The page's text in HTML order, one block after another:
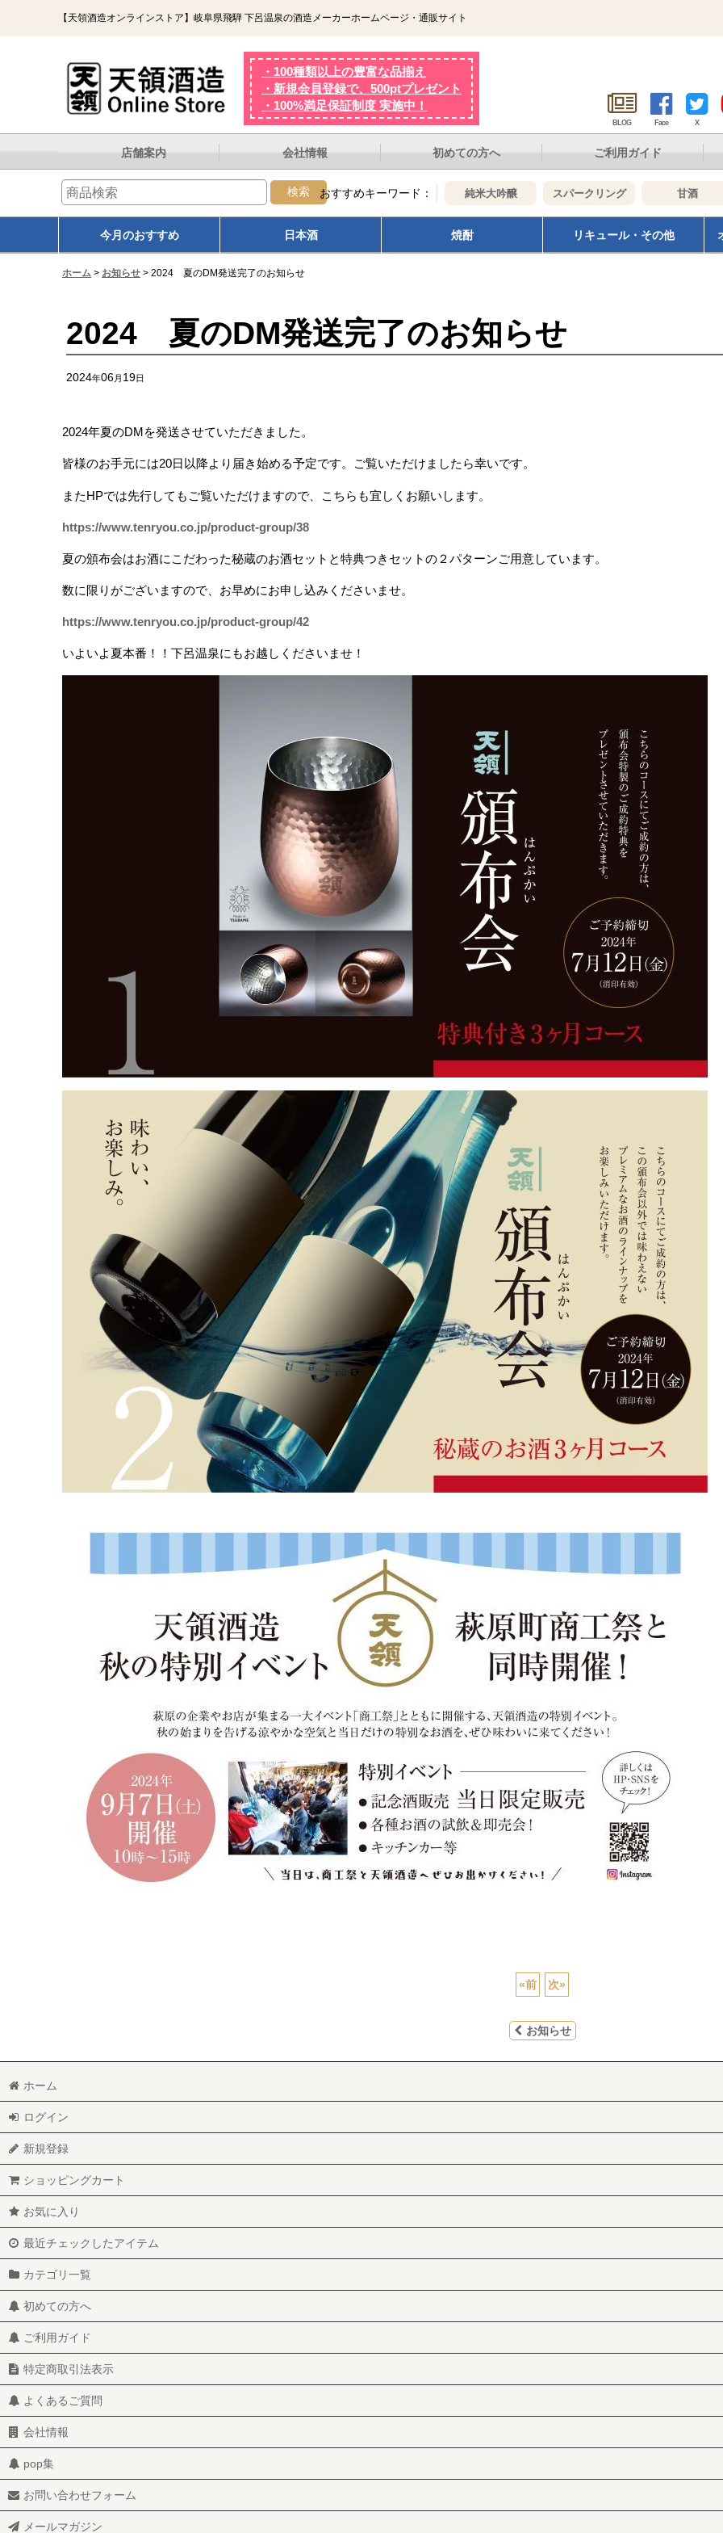
【天領酒造オンラインストア】岐阜県飛騨 下呂温泉の酒造メーカーホームページ・通販サイト
・100種類以上の豊富な品揃え
・新規会員登録で、500ptプレゼント
・100%満足保証制度 実施中！
BLOG Face X
店舗案内 会社情報 初めての方へ ご利用ガイド
検索 おすすめキーワード：
オンザロック 大吟醸 純米大吟醸 スパークリング 甘酒
今月のおすすめ 日本酒 焼酎 リキュール・その他
ホーム > お知らせ > 2024 夏のDM発送完了のお知らせ
2024 夏のDM発送完了のお知らせ
2024年06月 19日
2024年夏のDMを発送させていただきました。
皆様のお手元には20日以降より届き始める予定です。ご覧いただけましたら幸いです。
またHPでは先行してもご覧いただけますので、こちらも宜しくお願いします。
https://www.tenryou.co.jp/product-group/38
夏の頒布会はお酒にこだわった秘蔵のお酒セットと特典つきセットの２パターンご用意しています。
数に限りがございますので、お早めにお申し込みくださいませ。
https://www.tenryou.co.jp/product-group/42
いよいよ夏本番！！下呂温泉にもお越しくださいませ！
«前 次»
お知らせ
ホーム
ログイン
新規登録
ショッピングカート
お気に入り
最近チェックしたアイテム
カテゴリ一覧
初めての方へ
ご利用ガイド
特定商取引法表示
よくあるご質問
会社情報
pop集
お問い合わせフォーム
メールマガジン